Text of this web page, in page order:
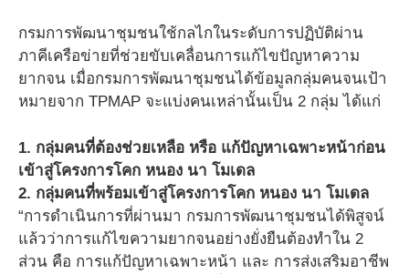
กรมการพัฒนาชุมชนใช้กลไกในระดับการปฏิบัติผ่าน
ภาคีเครือข่ายที่ช่วยขับเคลื่อนการแก้ไขปัญหาความ
ยากจน เมื่อกรมการพัฒนาชุมชนได้ข้อมูลกลุ่มคนจนเป้า
หมายจาก TPMAP จะแบ่งคนเหล่านั้นเป็น 2 กลุ่ม ได้แก่
1. กลุ่มคนที่ต้องช่วยเหลือ หรือ แก้ปัญหาเฉพาะหน้าก่อน
เข้าสู่โครงการโคก หนอง นา โมเดล
2. กลุ่มคนที่พร้อมเข้าสู่โครงการโคก หนอง นา โมเดล
“การดำเนินการที่ผ่านมา กรมการพัฒนาชุมชนได้พิสูจน์
แล้วว่าการแก้ไขความยากจนอย่างยั่งยืนต้องทำใน 2
ส่วน คือ การแก้ปัญหาเฉพาะหน้า และ การส่งเสริมอาชีพ